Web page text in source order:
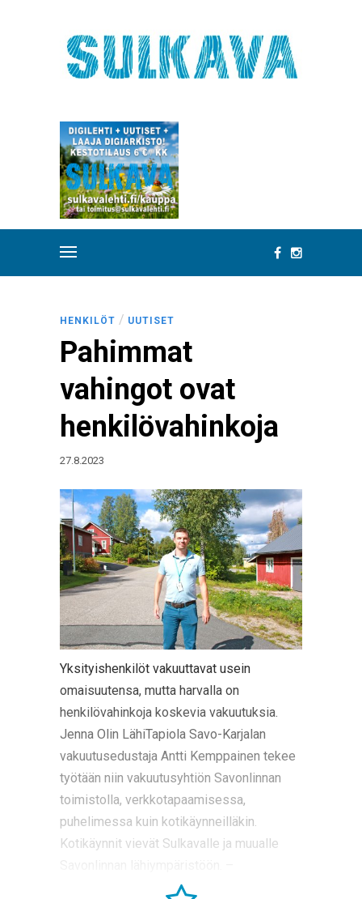
HENKILÖT / UUTISET
Pahimmat
vahingot ovat
henkilövahinkoja
27.8.2023
Yksityishenkilöt vakuuttavat usein
omaisuutensa, mutta harvalla on
henkilövahinkoja koskevia vakuutuksia.
Jenna Olin LähiTapiola Savo-Karjalan
vakuutusedustaja Antti Kemppainen tekee
työtään niin vakuutusyhtiön Savonlinnan
toimistolla, verkkotapaamisessa,
puhelimessa kuin kotikäynneilläkin.
Kotikäynnit vievät Sulkavalle ja muualle